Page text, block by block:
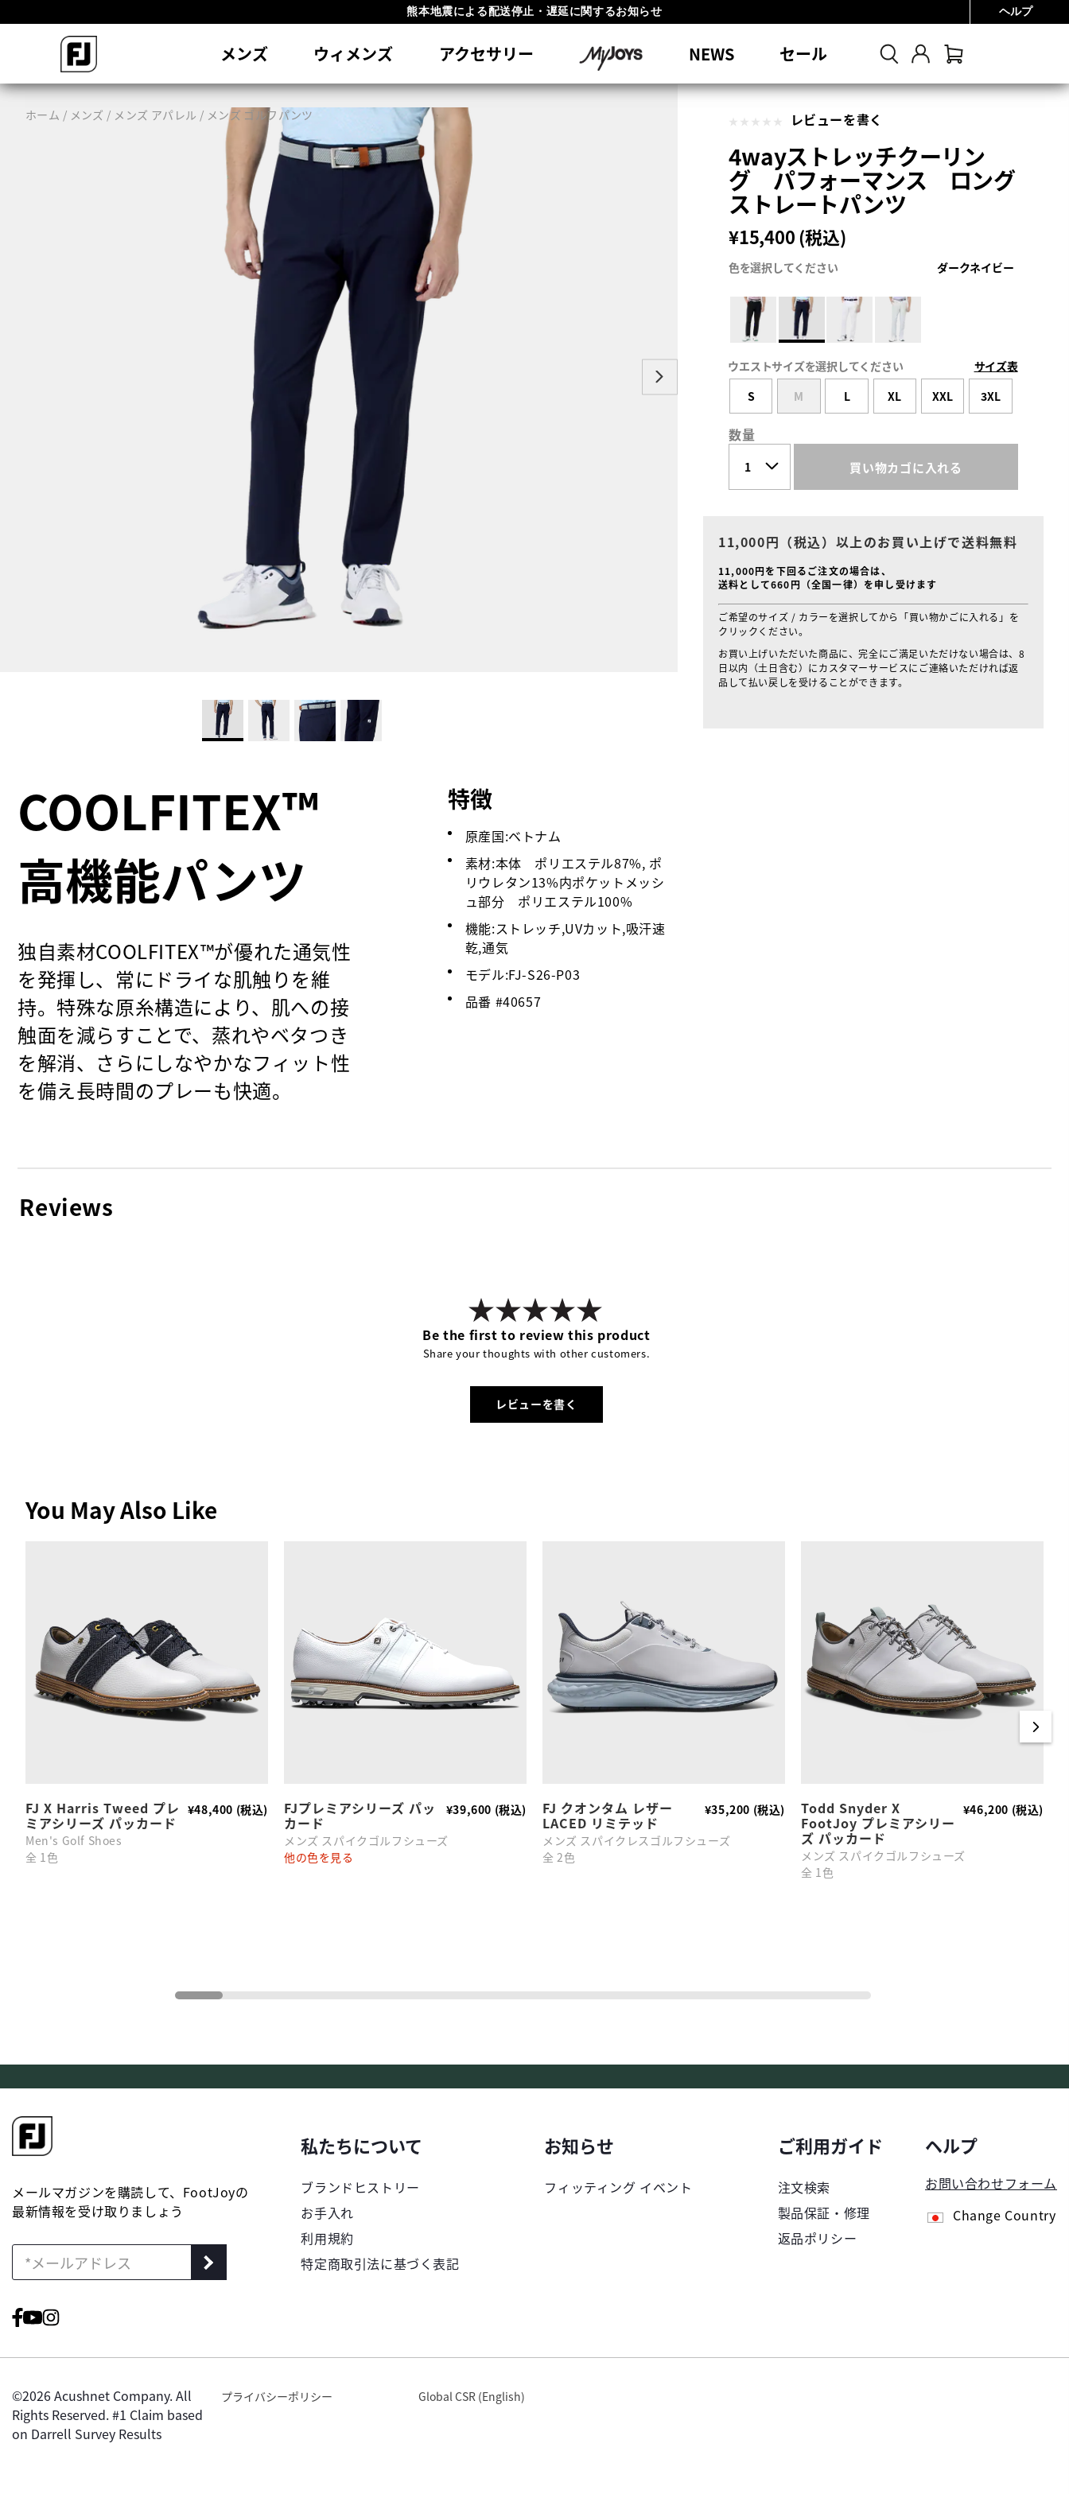
#1 SHOE IN GOLF #1 GLOVE IN GOLF
ヘルプ
メンズ ウィメンズ アクセサリー NEWS セール
ホーム メンズ メンズ アパレル メンズ ゴルフパンツ レビューを書く
4wayストレッチクーリン
グ パフォーマンス ロング
ストレートパンツ
¥15,400 (税込)
色を選択してください ダークネイビー
ウエストサイズを選択してください
サイズ表
S
M L XL XXL 3XL
数量
買い物カゴに入れる
11,000円（税込）以上のお買い上げで送料無料
11,000円を下回るご注文の場合は、
送料として660円（全国一律）を申し受けます
ご希望のサイズ / カラーを選択してから「買い物かごに入れる」を
クリックください。
お買い上げいただいた商品に、完全にご満足いただけない場合は、8
日以内（土日含む）にカスタマーサービスにご連絡いただければ返
品して払い戻しを受けることができます。
COOLFITEX™
高機能パンツ
独自素材COOLFITEX™が優れた通気性
を発揮し、常にドライな肌触りを維
持。特殊な原糸構造により、肌への接
触面を減らすことで、蒸れやベタつき
を解消、さらにしなやかなフィット性
を備え長時間のプレーも快適。
特徴
原産国:ベトナム
素材:本体 ポリエステル87%, ポ
リウレタン13%内ポケットメッシ
ュ部分 ポリエステル100%
機能:ストレッチ,UVカット,吸汗速
乾,通気
モデル:FJ-S26-P03
品番 #40657
Reviews
Be the first to review this product
Share your thoughts with other customers.
レビューを書く
You May Also Like
FJ X Harris Tweed プレ
ミアシリーズ パッカード
Men's Golf Shoes
¥48,400 (税込)
全 1色
FJプレミアシリーズ パッ
カード
メンズ スパイクゴルフシューズ
¥39,600 (税込)
他の色を見る
FJ クオンタム レザー
LACED リミテッド
メンズ スパイクレスゴルフシューズ
¥35,200 (税込)
全 2色
Todd Snyder X
FootJoy プレミアシリー
ズ パッカード
メンズ スパイクゴルフシューズ
¥46,200 (税込)
全 1色
メールマガジンを購読して、FootJoyの
最新情報を受け取りましょう
私たちについて
ブランドヒストリー
お手入れ
利用規約
特定商取引法に基づく表記
お知らせ
フィッティング イベント
ご利用ガイド
注文検索
製品保証・修理
返品ポリシー
ヘルプ
お問い合わせフォーム
Change Country
©2026 Acushnet Company. All
Rights Reserved. #1 Claim based
on Darrell Survey Results
プライバシーポリシー Global CSR (English)